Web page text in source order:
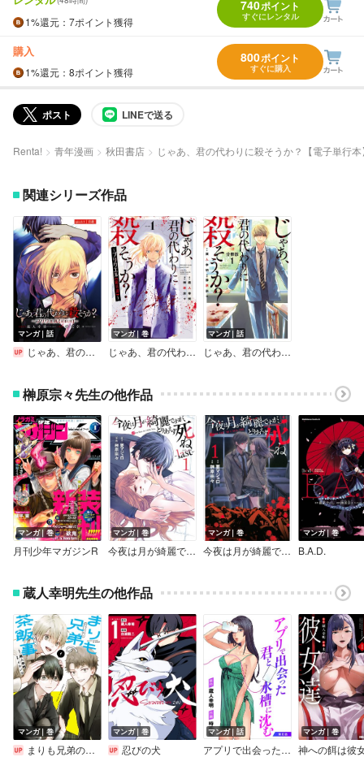
1%還元 ：7ポイント獲得
740ポイント
すぐにレンタル
購入
1%還元 ：8ポイント獲得
800ポイント
すぐに購入
ポスト LINEで送る
Renta! 青年漫画 秋田書店 じゃあ、君の代わりに殺そうか？【電子単行本
関連シリーズ作品
マンガ｜話
じゃあ、君の代わりに殺そうか？～プリクエル【前日譚】～（話売り）
マンガ｜巻
じゃあ、君の代わりに殺そうか？～プリクエル【前日譚】～
マンガ｜話
じゃあ、君の代わりに殺そうか？【分冊版】
榊原宗々先生の他作品
マンガ｜巻
月刊少年マガジンR
マンガ｜巻
今夜は月が綺麗ですが、とりあえず死ね -last-
マンガ｜巻
今夜は月が綺麗ですが、とりあえず死ね
マンガ｜巻
B.A.D.
蔵人幸明先生の他作品
マンガ｜巻
まりも兄弟の茶飯事
マンガ｜巻
忍びの犬
マンガ｜話
アプリで出会った君と水槽に沈む（話売り）
マンガ｜巻
神への餌は彼